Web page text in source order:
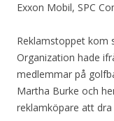
Exxon Mobil, SPC
Reklamstoppet kom
Organization hade
medlemmar på
Martha Burke och
reklamköpare att